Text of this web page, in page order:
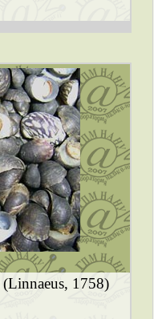
(Linnaeus, 1758)